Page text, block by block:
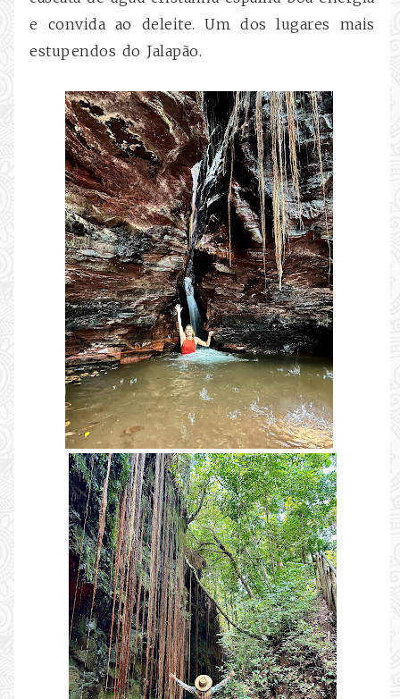
e convida ao deleite. Um dos lugares mais
estupendos do Jalapão.